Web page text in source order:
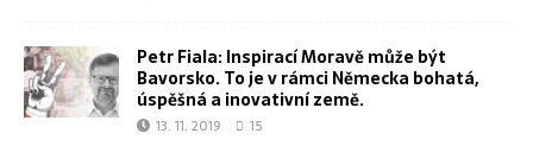
Petr Fiala: Inspirací Moravě může být
Bavorsko. To je v rámci Německa bohatá,
úspěšná a inovativní země.
13. 11. 2019 15